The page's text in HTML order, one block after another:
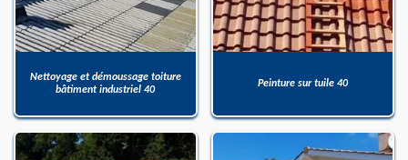
Nettoyage et démoussage toiture
bâtiment industriel 40
Peinture sur tuile 40